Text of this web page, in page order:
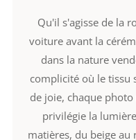
Qu'il s'agisse de la
voiture avant la
dans la nature
complicité où le tissu
de joie, chaque
privilégie la
matières, du beige au